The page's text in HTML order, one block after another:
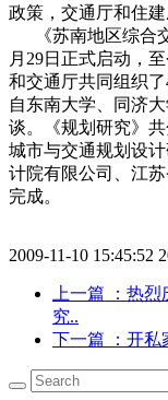
政策，交通厅和住
《苏南地区综合交
月29日正式启动，
和交通厅共同组织
自东南大学、同济
谈。《规划研究》
城市与交通规划设
计院有限公司、江
完成。
2009-11-10 15:45:52
上一篇
：热
究..
下一篇
：开